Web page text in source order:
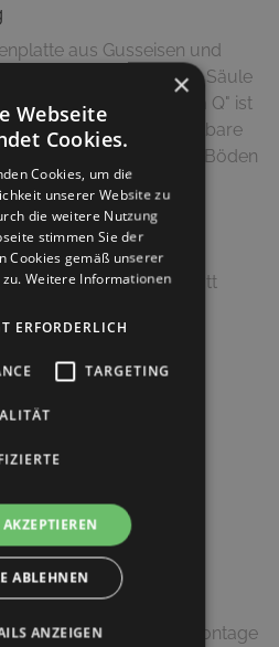
aus Gusseisen und
sowie quadratischer Säule
"Inox Slim Q" ist
und durch verstellbare
bei unebenen Böden
Edelstahl matt
leichter Optik
Putztuch und milder
geliefert (Lieferung & Montage
×
Webseite
Cookies.
Cookies, um die
unserer Website zu
die weitere Nutzung
stimmen Sie der
Cookies gemäß unserer
zu.Weitere Informationen
ERFORDERLICH
TARGETING
ABLEHNEN
ANZEIGEN